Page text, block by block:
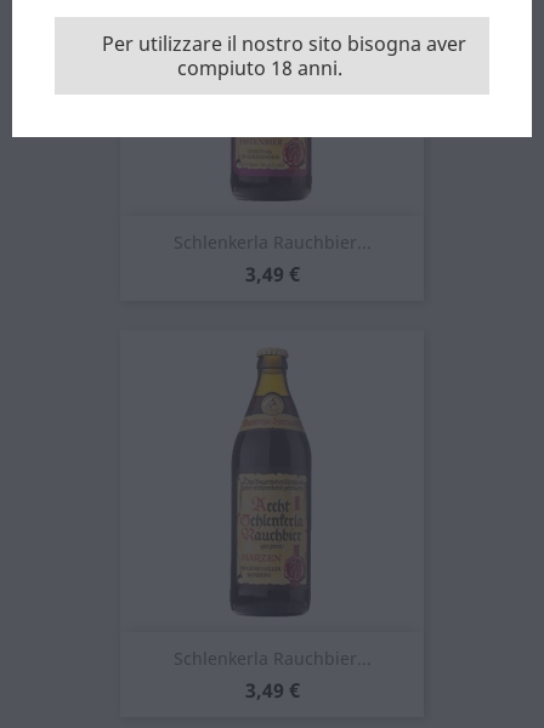
Schlenkerla Rauchbier...
Prezzo
3,49 €
Schlenkerla Rauchbier...
Prezzo
3,49 €
Per utilizzare il nostro sito bisogna aver
compiuto 18 anni.